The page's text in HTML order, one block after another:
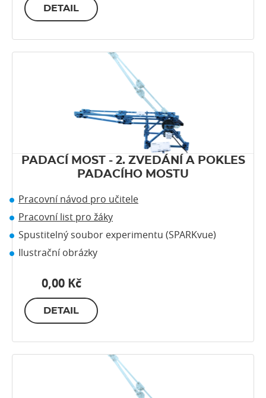
DETAIL
PADACÍ MOST - 2. ZVEDÁNÍ A POKLES
PADACÍHO MOSTU
Pracovní návod pro učitele
Pracovní list pro žáky
Spustitelný soubor experimentu (SPARKvue)
Ilustrační obrázky
0,00 Kč
DETAIL